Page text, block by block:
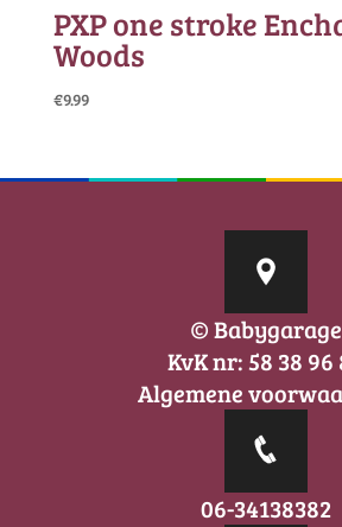
PXP one stroke
Woods
€9.99
© Babygarage
KvK nr: 58 38 96
Algemene
06-34138382